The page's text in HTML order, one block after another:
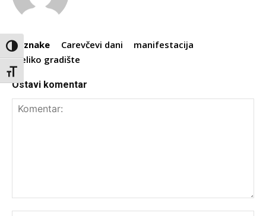
Toggle High Contrast
Toggle Font size
Oznake Carevčevi dani
manifestacija
veliko gradište
Ostavi komentar